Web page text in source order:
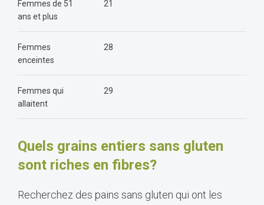
Femmes de 51
ans et plus
21
Femmes
enceintes
28
Femmes qui
allaitent
29
Quels grains entiers sans gluten
sont riches en fibres?
Recherchez des pains sans gluten qui ont les